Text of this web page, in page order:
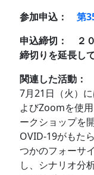
参加申込：第
申込締切：
２
締切りを延長し
関連した活動：
7月21日（火）
よびZoomを使
ークショップを
OVID-19がもた
つかのフォーサ
し、シナリオ分